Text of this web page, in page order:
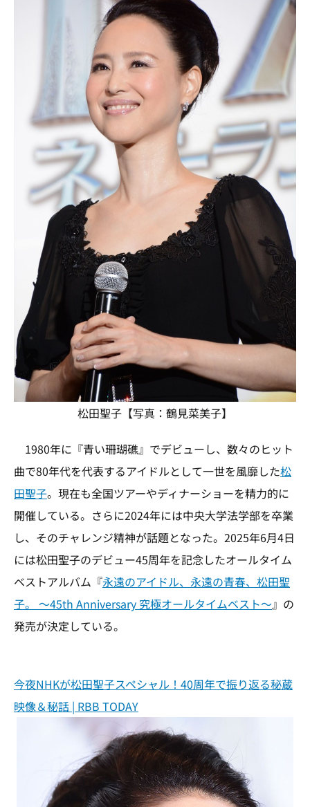
松田聖子【写真：鶴見菜美子】
1980年に『青い珊瑚礁』でデビューし、数々のヒット
曲で80年代を代表するアイドルとして一世を風靡した松
田聖子。現在も全国ツアーやディナーショーを精力的に
開催している。さらに2024年には中央大学法学部を卒業
し、そのチャレンジ精神が話題となった。2025年6月4日
には松田聖子のデビュー45周年を記念したオールタイム
ベストアルバム『永遠のアイドル、永遠の青春、松田聖
子。 ～45th Anniversary 究極オールタイムベスト～』の
発売が決定している。
今夜NHKが松田聖子スペシャル！40周年で振り返る秘蔵
映像＆秘話 | RBB TODAY